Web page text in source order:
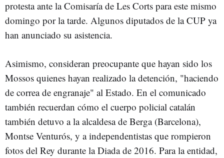
protesta ante la Comisaría de Les Corts para este mismo
domingo por la tarde. Algunos diputados de la CUP ya
han anunciado su asistencia.
Asimismo, consideran preocupante que hayan sido los
Mossos quienes hayan realizado la detención, "haciendo
de correa de engranaje" al Estado. En el comunicado
también recuerdan cómo el cuerpo policial catalán
también detuvo a la alcaldesa de Berga (Barcelona),
Montse Venturós, y a independentistas que rompieron
fotos del Rey durante la Diada de 2016. Para la entidad,